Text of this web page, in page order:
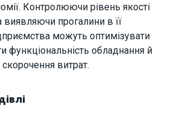
Контролюючи рівень якості
виявляючи прогалини в її
можуть оптимізувати
функціональність обладнання й
витрат.